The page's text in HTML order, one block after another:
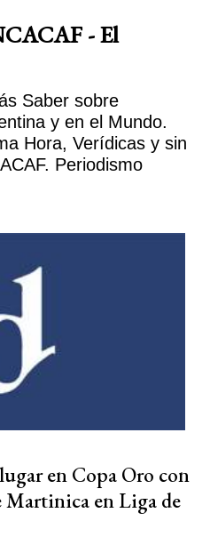
- El
Saber sobre
y en el Mundo.
Hora, Verídicas y sin
Periodismo
en Copa Oro con
en Liga de